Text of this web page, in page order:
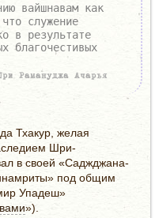
вайшнавам как
служение
в результате
благочестивых
Рамануджа Ачарья
Тхакур, желая
Шри-
в своей «Саджджана-
под общим
Упадеш»
»).